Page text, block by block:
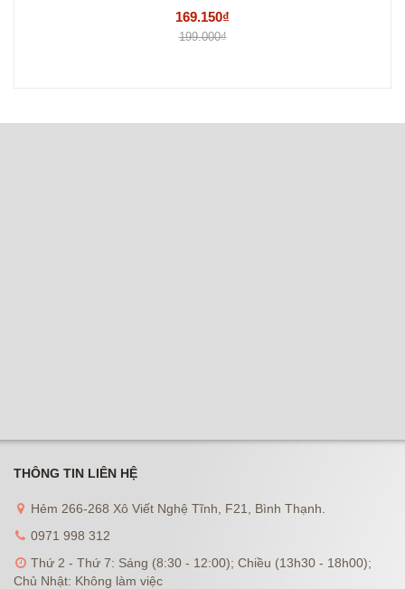
169.150₫
199.000₫
THÔNG TIN LIÊN HỆ
Hẻm 266-268 Xô Viết Nghệ Tĩnh, F21, Bình Thạnh.
0971 998 312
Thứ 2 - Thứ 7: Sáng (8:30 - 12:00); Chiều (13h30 - 18h00);
Chủ Nhật: Không làm việc